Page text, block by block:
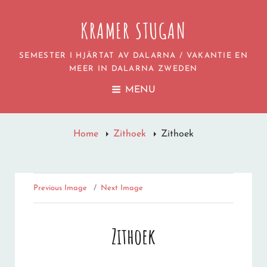
KRAMER STUGAN
SEMESTER I HJÄRTAT AV DALARNA / VAKANTIE EN
MEER IN DALARNA ZWEDEN
MENU
Home Zithoek Zithoek
Previous Image Next Image
Zithoek